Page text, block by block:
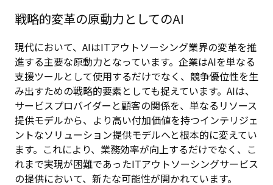
戦略的変革の原動力としてのAI
現代において、AIはITアウトソーシング業界の変革を推
進する主要な原動力となっています。企業はAIを単なる
支援ツールとして使用するだけでなく、競争優位性を生
み出すための戦略的要素としても捉えています。AIは、
サービスプロバイダーと顧客の関係を、単なるリソース
提供モデルから、より高い付加価値を持つインテリジェ
ントなソリューション提供モデルへと根本的に変えてい
ます。これにより、業務効率が向上するだけでなく、こ
れまで実現が困難であったITアウトソーシングサービス
の提供において、新たな可能性が開かれています。